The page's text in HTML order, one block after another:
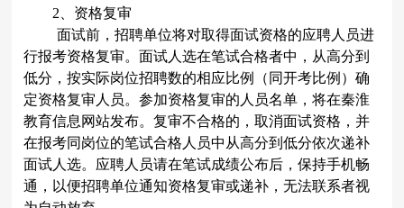
2 、资格复审
面试前，招聘单位将对取得面试资格的应聘人员进
行报考资格复审。面试人选在笔试合格者中，从高分到
低分，按实际岗位招聘数的相应比例（同开考比例）确
定资格复审人员。参加资格复审的人员名单，将在秦淮
教育信息网站发布。复审不合格的，取消面试资格，并
在报考同岗位的笔试合格人员中从高分到低分依次递补
面试人选。应聘人员请在笔试成绩公布后，保持手机畅
通，以便招聘单位通知资格复审或递补，无法联系者视